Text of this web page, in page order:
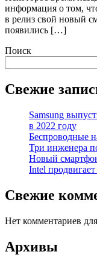
информация о том,
в релиз свой новый
появились […]
Поиск
Свежие
Samsung
в 2022 году
Беспроводные
Три инженера
Новый
Intel
Свежие
Нет комментариев
Архивы